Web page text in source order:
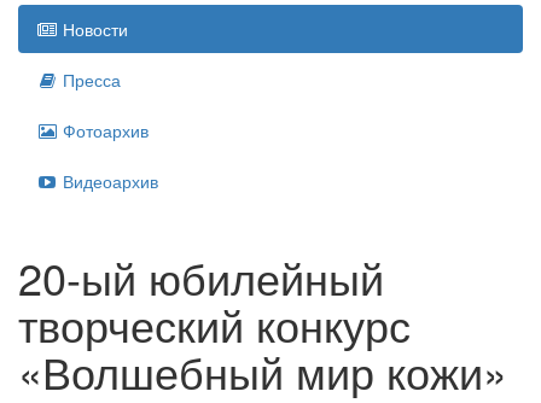
Новости
Пресса
Фотоархив
Видеоархив
20-ый юбилейный
творческий конкурс
«Волшебный мир кожи»